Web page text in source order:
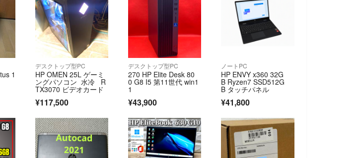
1
デスクトップ型PC
HP OMEN 25L ゲーミ
ングパソコン 水冷 R
TX3070 ビデオカード
¥117,500
デスクトップ型PC
270 HP Elite Desk 80
0 G8 I5 第11世代 win1
1
¥43,900
ノートPC
HP ENVY x360 32G
B Ryzen7 SSD512G
B タッチパネル
¥41,800